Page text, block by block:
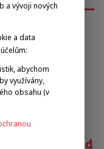
z.s.
a vývoji nových
a data
abychom
využívány,
obsahu (v